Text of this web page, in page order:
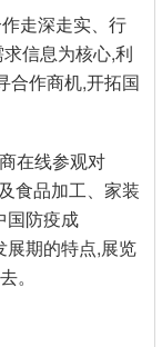
走深走实、行
信息为核心,利
合作商机,开拓国
在线参观对
食品加工、家装
国防疫成
展期的特点,展览
。